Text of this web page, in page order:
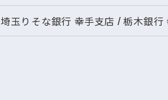
埼玉りそな銀行 幸手支店 / 栃木銀行